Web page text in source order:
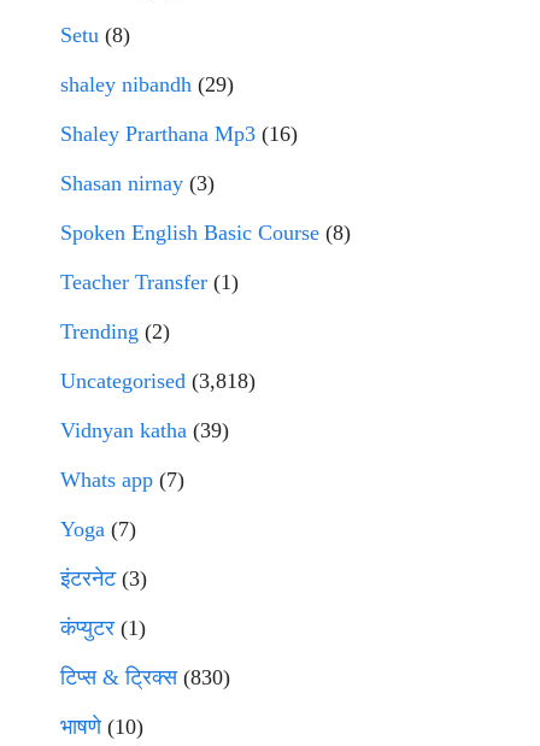
Setu (8)
shaley nibandh (29)
Shaley Prarthana Mp3 (16)
Shasan nirnay (3)
Spoken English Basic Course (8)
Teacher Transfer (1)
Trending (2)
Uncategorised (3,818)
Vidnyan katha (39)
Whats app (7)
Yoga (7)
इंटरनेट(3)
कंप्युटर (1)
टिप्स & ट्रिक्स(830)
भाषणे(10)